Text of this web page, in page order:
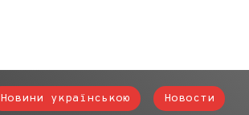
Новини українською Новости